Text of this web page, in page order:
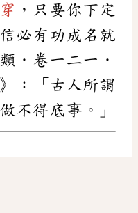
，只要你下定
必有功成名就
．卷一二一．
：「古人所謂
不得底事。」